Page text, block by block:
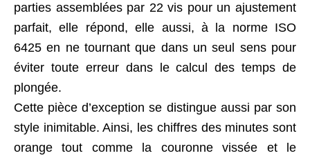
parties assemblées par 22 vis pour un ajustement
parfait, elle répond, elle aussi, à la norme ISO
6425 en ne tournant que dans un seul sens pour
éviter toute erreur dans le calcul des temps de
plongée.
Cette pièce d’exception se distingue aussi par son
style inimitable. Ainsi, les chiffres des minutes sont
orange tout comme la couronne vissée et le